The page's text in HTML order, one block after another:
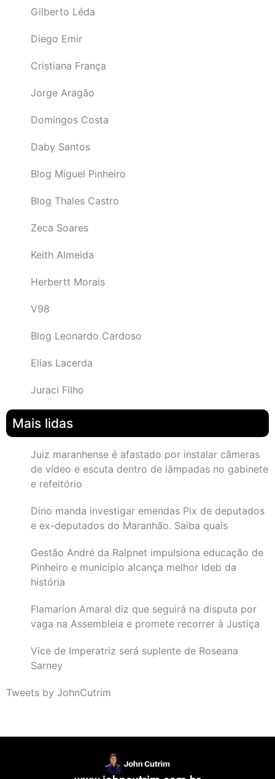
Gilberto Léda
Diego Emir
Cristiana França
Jorge Aragão
Domingos Costa
Daby Santos
Blog Miguel Pinheiro
Blog Thales Castro
Zeca Soares
Keith Almeida
Herbertt Morais
V98
Blog Leonardo Cardoso
Elias Lacerda
Juraci Filho
Mais lidas
Juiz maranhense é afastado por instalar câmeras
de vídeo e escuta dentro de lâmpadas no gabinete
e refeitório
Dino manda investigar emendas Pix de deputados
e ex-deputados do Maranhão. Saiba quais
Gestão André da Ralpnet impulsiona educação de
Pinheiro e município alcança melhor Ideb da
história
Flamarion Amaral diz que seguirá na disputa por
vaga na Assembleia e promete recorrer à Justiça
Vice de Imperatriz será suplente de Roseana
Sarney
Tweets by JohnCutrim